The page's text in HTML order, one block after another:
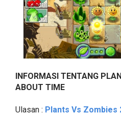
INFORMASI TENTANG
ABOUT TIME
Ulasan : Plants Vs Zombies